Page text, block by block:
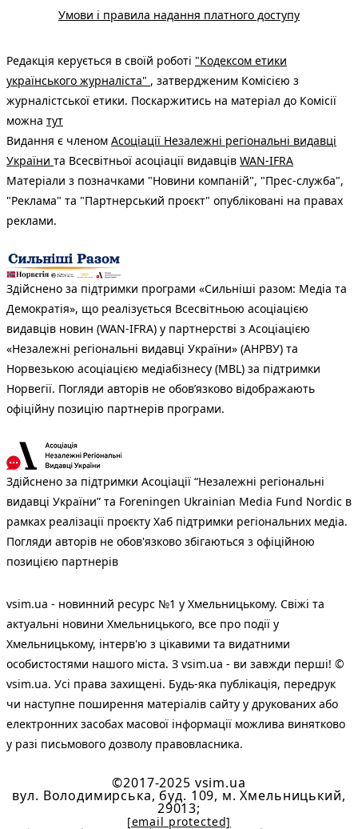
Умови і правила надання платного доступу
Редакція керується в своїй роботі "Кодексом етики
українського журналіста" , затвердженим Комісією з
журналістської етики. Поскаржитись на матеріал до Комісії
можна тут
Видання є членом Асоціації Незалежні регіональні видавці
України та Всесвітньої асоціації видавців WAN-IFRA
Матеріали з позначками "Новини компаній", "Прес-служба",
"Реклама" та "Партнерський проєкт" опубліковані на правах
реклами.
Здійснено за підтримки програми «Сильніші разом: Медіа та
Демократія», що реалізується Всесвітньою асоціацією
видавців новин (WAN-IFRA) у партнерстві з Асоціацією
«Незалежні регіональні видавці України» (АНРВУ) та
Норвезькою асоціацією медіабізнесу (MBL) за підтримки
Норвегії. Погляди авторів не обов’язково відображають
офіційну позицію партнерів програми.
Здійснено за підтримки Асоціації “Незалежні регіональні
видавці України” та Foreningen Ukrainian Media Fund Nordic в
рамках реалізації проєкту Хаб підтримки регіональних медіа.
Погляди авторів не обов'язково збігаються з офіційною
позицією партнерів
vsim.ua - новинний ресурс №1 у Хмельницькому. Свіжі та
актуальні новини Хмельницького, все про події у
Хмельницькому, інтерв'ю з цікавими та видатними
особистостями нашого міста. З vsim.ua - ви завжди перші! ©
vsim.ua. Усі права захищені. Будь-яка публiкацiя, передрук
чи наступне поширення матеріалів сайту у друкованих або
електронних засобах масової інформації можлива винятково
у разі письмового дозволу правовласника.
©2017-2025 vsim.ua
вул. Володимирська, буд. 109, м. Хмельницький,
29013;
[email protected]